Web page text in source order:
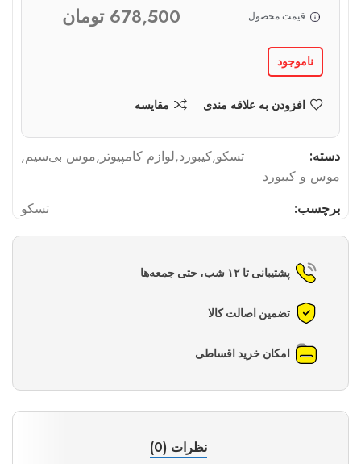
قیمت محصول 678,500 تومان
ناموجود
افزودن به علاقه مندی مقایسه
دسته: تسکو,کیبورد,لوازم کامپیوتر ,موس بی‌سیم,
موس و کیبورد
برچسب:
تسکو
پشتیبانی تا ۱۲ شب، حتی جمعه‌ها
تضمین اصالت کالا
امکان خرید اقساطی
نظرات (0)